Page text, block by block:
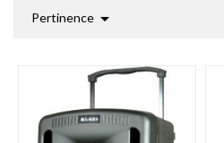
Pertinence 